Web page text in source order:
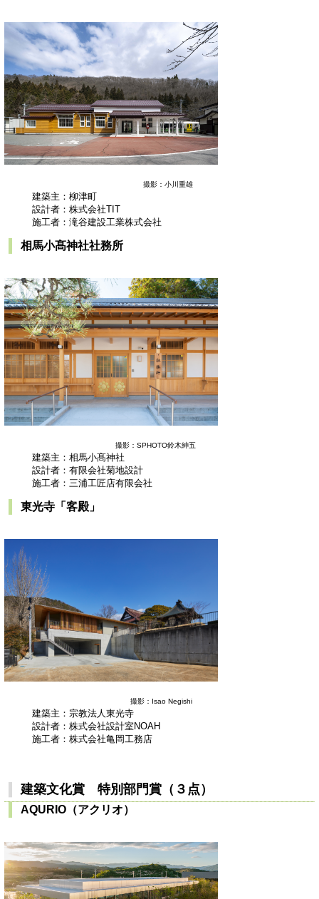
撮影：小川重雄
建築主：柳津町
設計者：株式会社TIT
施工者：滝谷建設工業株式会社
相馬小髙神社社務所
撮影：SPHOTO鈴木紳五
建築主：相馬小髙神社
設計者：有限会社菊地設計
施工者：三浦工匠店有限会社
東光寺「客殿」
撮影：Isao Negishi
建築主：宗教法人東光寺
設計者：株式会社設計室NOAH
施工者：株式会社亀岡工務店
建築文化賞 特別部門賞（３点）
AQURIO（アクリオ）